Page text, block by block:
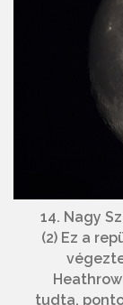
14. Nagy
(2) Ez a
tudta,